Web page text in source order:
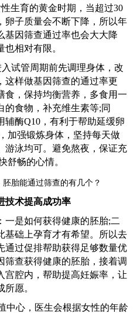
性生育的黄金时期，当超过30
卵子质量会不断下降，所以年
基因筛查通过率也会大大降
相对有限。
试管周期前先调理身体，改
这样做基因筛查的通过率更
食，保持均衡营养，多食用一
的食物，补充维生素等;同
辅酶Q10，有利于帮助延缓卵
加强锻炼身体，坚持每天做
游泳均可。避免熬夜，保证充
舒畅的心情。
技术提高成功率
一是如何获得健康的胚胎;二
基础上孕育才有希望。所以去
通过促排帮助获得足够数量优
筛查获得健康的胚胎，接着调
宫腔内，帮助提高妊娠率，让
愿。
中心，医生会根据女性的年龄